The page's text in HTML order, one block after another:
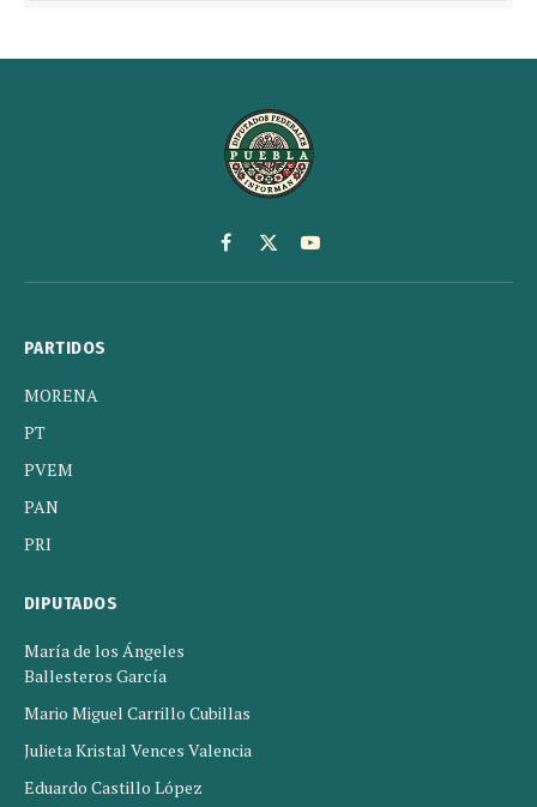
Facebook
X
(Twitter)
YouTube
PARTIDOS
MORENA
PT
PVEM
PAN
PRI
DIPUTADOS
María de los Ángeles
Ballesteros García
Mario Miguel Carrillo Cubillas
Julieta Kristal Vences Valencia
Eduardo Castillo López